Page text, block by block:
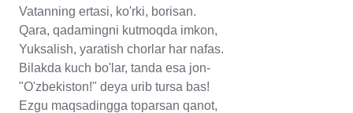
Vatanning ertasi, ko'rki, borisan.
Qara, qadamingni kutmoqda imkon,
Yuksalish, yaratish chorlar har nafas.
Bilakda kuch bo'lar, tanda esa jon-
"O'zbekiston!" deya urib tursa bas!
Ezgu maqsadingga toparsan qanot,